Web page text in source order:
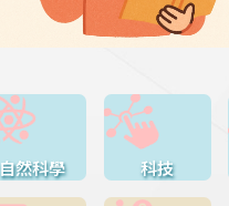
自然科學 科技